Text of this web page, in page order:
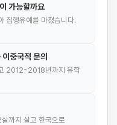
가능할까요
집행유예를 마쳤습니다.
중국적 문의
2012~2018년까지 유학
까지 살고 한국으로